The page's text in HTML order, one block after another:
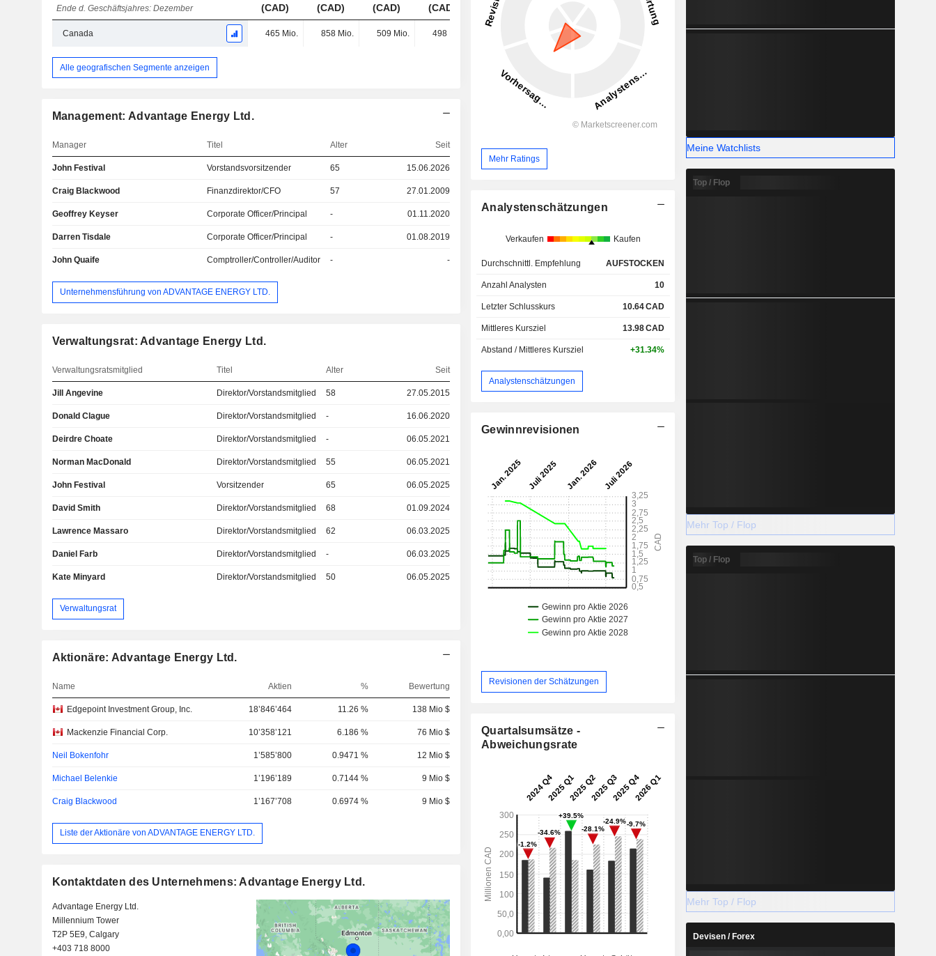
Ende d. Geschäftsjahres: Dezember
(CAD)
(CAD)
(CAD)
(CAD)
(CAD)
Canada 465 Mio. 858 Mio. 509 Mio. 498 Mio.
Alle geografischen Segmente anzeigen
Management: Advantage Energy Ltd.
Manager Titel Alter Seit
John Festival Vorstandsvorsitzender 65 15.06.2026
Craig Blackwood Finanzdirektor/CFO 57 27.01.2009
Geoffrey Keyser Corporate Officer/Principal - 01.11.2020
Darren Tisdale Corporate Officer/Principal - 01.08.2019
John Quaife Comptroller/Controller/Auditor - -
Unternehmensführung von ADVANTAGE ENERGY LTD.
Verwaltungsrat: Advantage Energy Ltd.
Verwaltungsratsmitglied Titel Alter Seit
Jill Angevine Direktor/Vorstandsmitglied 58 27.05.2015
Donald Clague Direktor/Vorstandsmitglied - 16.06.2020
Deirdre Choate Direktor/Vorstandsmitglied - 06.05.2021
Norman MacDonald Direktor/Vorstandsmitglied 55 06.05.2021
John Festival Vorsitzender 65 06.05.2025
David Smith Direktor/Vorstandsmitglied 68 01.09.2024
Lawrence Massaro Direktor/Vorstandsmitglied 62 06.03.2025
Daniel Farb Direktor/Vorstandsmitglied - 06.03.2025
Kate Minyard Direktor/Vorstandsmitglied 50 06.05.2025
Verwaltungsrat
Aktionäre: Advantage Energy Ltd.
Name Aktien % Bewertung
Edgepoint Investment Group, Inc. 18’846’464 11.26 % 138 Mio $
Mackenzie Financial Corp. 10’358’121 6.186 % 76 Mio $
Neil Bokenfohr 1’585’800 0.9471 % 12 Mio $
Michael Belenkie 1’196’189 0.7144 % 9 Mio $
Craig Blackwood 1’167’708 0.6974 % 9 Mio $
Liste der Aktionäre von ADVANTAGE ENERGY LTD.
Kontaktdaten des Unternehmens: Advantage Energy Ltd.
Advantage Energy Ltd.
Millennium Tower
T2P 5E9, Calgary
+403 718 8000
Mehr Ratings
Analystenschätzungen
Verkaufen Kaufen
Durchschnittl. Empfehlung AUFSTOCKEN
Anzahl Analysten 10
Letzter Schlusskurs 10.64CAD
Mittleres Kursziel 13.98CAD
Abstand / Mittleres Kursziel +31.34%
Analystenschätzungen
Gewinnrevisionen
Revisionen der Schätzungen
Quartalsumsätze -
Abweichungsrate
Meine Watchlists
Top / Flop
Mehr Top / Flop
Top / Flop
Mehr Top / Flop
Devisen / Forex